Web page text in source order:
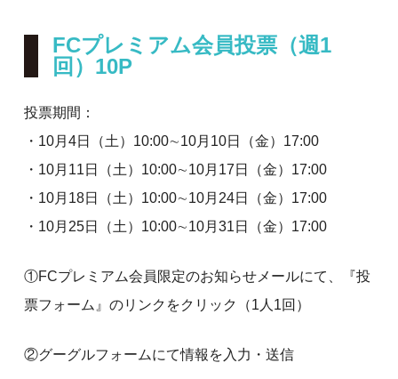
FCプレミアム会員投票（週1
回）10P
投票期間：
・10月4日（土）10:00∼10月10日（金）17:00
・10月11日（土）10:00∼10月17日（金）17:00
・10月18日（土）10:00∼10月24日（金）17:00
・10月25日（土）10:00∼10月31日（金）17:00
①FCプレミアム会員限定のお知らせメールにて、『投
票フォーム』のリンクをクリック（1人1回）
②グーグルフォームにて情報を入力・送信